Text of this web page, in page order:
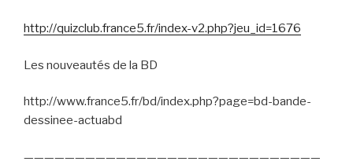
http://quizclub.france5.fr/index-v2.php?jeu_id=1676
Les nouveautés de la BD
http://www.france5.fr/bd/index.php?page=bd-bande-
dessinee-actuabd
—————————————————————————————